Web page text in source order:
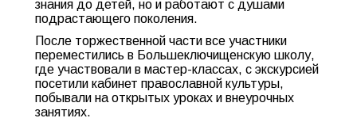
знания до детей, но и работают с душами
подрастающего поколения.
После торжественной части все участники
переместились в Большеключищенскую школу,
где участвовали в мастер-классах, с экскурсией
посетили кабинет православной культуры,
побывали на открытых уроках и внеурочных
занятиях.